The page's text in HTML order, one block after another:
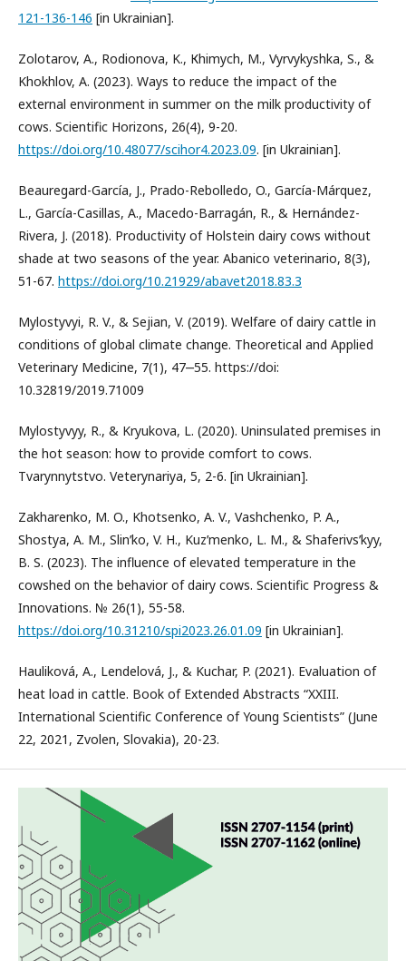
121-136-146 [in Ukrainian].
Zolotarov, A., Rodionova, K., Кhimych, M., Vyrvykyshka, S., &
Khokhlov, А. (2023). Ways to reduce the impact of the
external environment in summer on the milk productivity of
cows. Scientific Horizons, 26(4), 9-20.
https://doi.org/10.48077/scihor4.2023.09. [in Ukrainian].
Beauregard-García, J., Prado-Rebolledo, O., García-Márquez,
L., García-Casillas, A., Macedo-Barragán, R., & Hernández-
Rivera, J. (2018). Productivity of Holstein dairy cows without
shade at two seasons of the year. Abanico veterinario, 8(3),
51-67. https://doi.org/10.21929/abavet2018.83.3
Mylostyvyi, R. V., & Sejian, V. (2019). Welfare of dairy cattle in
conditions of global climate change. Theoretical and Applied
Veterinary Medicine, 7(1), 47‒55. https://doi:
10.32819/2019.71009
Mylostyvyy, R., & Kryukova, L. (2020). Uninsulated premises in
the hot season: how to provide comfort to cows.
Tvarynnytstvo. Veterynariya, 5, 2-6. [in Ukrainian].
Zakharenko, M. O., Khotsenko, A. V., Vashchenko, P. A.,
Shostya, A. M., Slinʹko, V. H., Kuzʹmenko, L. M., & Shaferivsʹkyy,
B. S. (2023). The influence of elevated temperature in the
cowshed on the behavior of dairy cows. Scientific Progress &
Innovations. № 26(1), 55-58.
https://doi.org/10.31210/spi2023.26.01.09 [in Ukrainian].
Hauliková, A., Lendelová, J., & Kuchar, P. (2021). Еvaluation of
heat load in cattle. Book of Extended Abstracts “XXIII.
International Scientific Conference of Young Scientists” (June
22, 2021, Zvolen, Slovakia), 20-23.